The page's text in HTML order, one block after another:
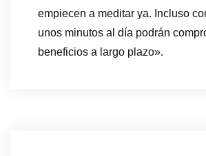
empiecen a meditar ya. Incluso
unos minutos al día podrán
beneficios a largo plazo».